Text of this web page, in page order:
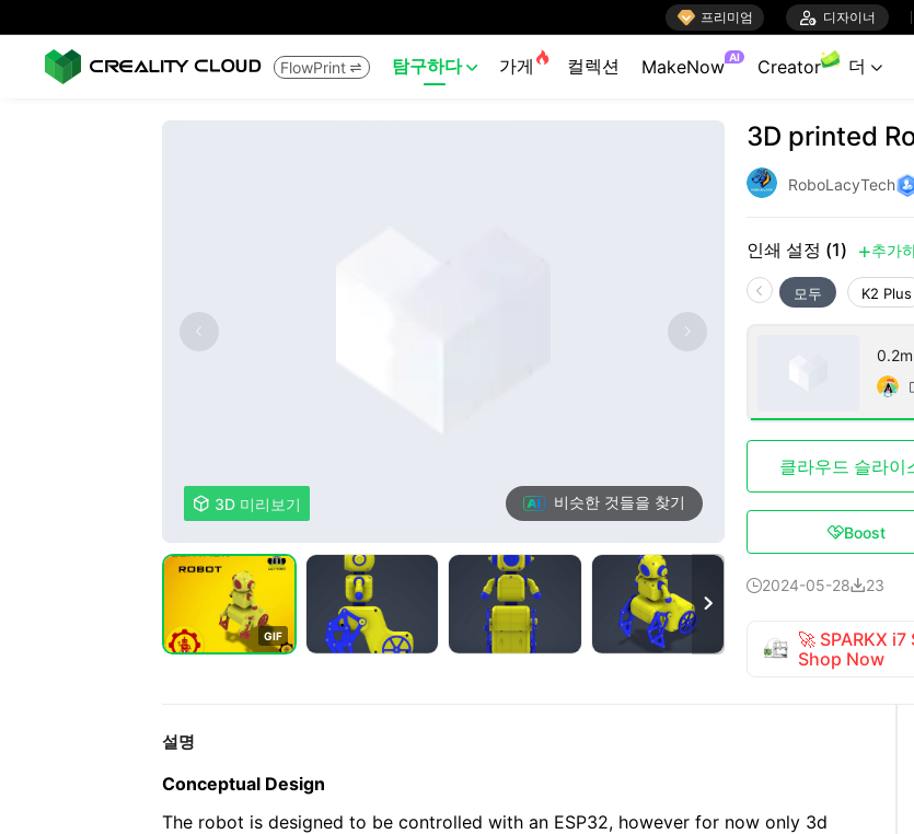
 프리미엄  디자이너
FlowPrint  탐구하다  가게  컬렉션 MakeNow AI Creator 더 
 3D 미리보기 비슷한 것들을 찾기
GIF

3D printed
RoboLacyTech
인쇄 설정 (1)  추가
모두 K2 Plus
클라우드 슬라이
Boost
2024-05-2823
🚀 SPARKX
Shop Now
설명
Conceptual Design
The robot is designed to be controlled with an ESP32, however for now only 3d